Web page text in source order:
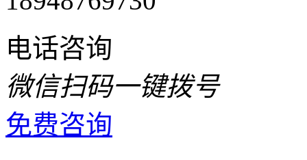
电话咨询
微信扫码一键拨号
免费咨询